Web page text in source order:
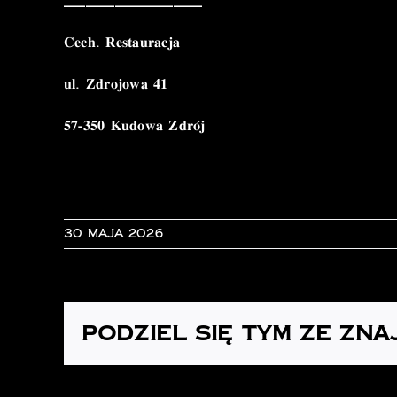
𝐂𝐞𝐜𝐡. 𝐑𝐞𝐬𝐭𝐚𝐮𝐫𝐚𝐜𝐣𝐚
𝐮𝐥. 𝐙𝐝𝐫𝐨𝐣𝐨𝐰𝐚 𝟒𝟏
𝟓𝟕-𝟑𝟓𝟎 𝐊𝐮𝐝𝐨𝐰𝐚 𝐙𝐝𝐫𝐨́𝐣
30 maja 2026
Podziel się tym ze